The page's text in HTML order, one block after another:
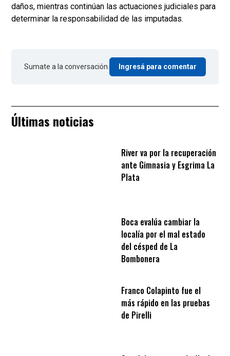
daños, mientras continúan las actuaciones judiciales para
determinar la responsabilidad de las imputadas.
Sumate a la conversación. Ingresá para comentar
Últimas noticias
River va por la recuperación
ante Gimnasia y Esgrima La
Plata
Boca evalúa cambiar la
localía por el mal estado
del césped de La
Bombonera
Franco Colapinto fue el
más rápido en las pruebas
de Pirelli